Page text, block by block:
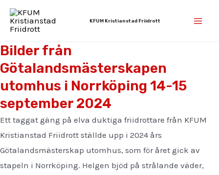
Hoppa
KFUM Kristianstad Friidrott
Bilder från
Götalandsmästerskapen
utomhus i Norrköping 14-15
september 2024
Ett taggat gäng på elva duktiga friidrottare från KFUM
Kristianstad Friidrott ställde upp i 2024 års
Götalandsmästerskap utomhus, som för året gick av
stapeln i Norrköping. Helgen bjöd på strålande väder,